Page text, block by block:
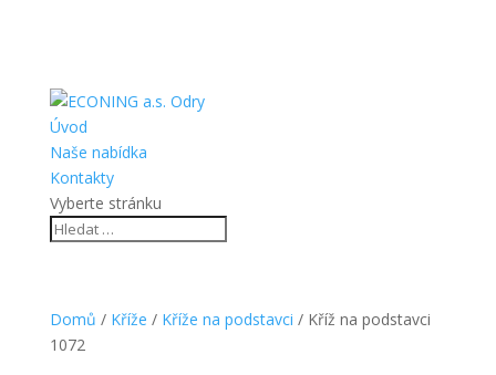
Úvod
Naše nabídka
Kontakty
Vyberte stránku
Domů / Kříže / Kříže na podstavci / Kříž na podstavci
1072